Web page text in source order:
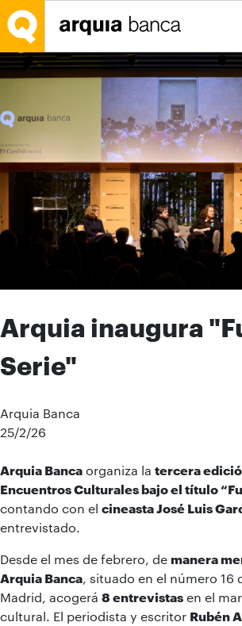
Saltar al contenido principal
Arquia inaugura
Serie"
Arquia Banca
25/2/26
Arquia Banca organiza la tercera
Encuentros Culturales bajo el título
contando con el cineasta José Luis
entrevistado.
Desde el mes de febrero, de manera
Arquia Banca, situado en el número 16
Madrid, acogerá 8 entrevistas en el
cultural. El periodista y escritor Rubén